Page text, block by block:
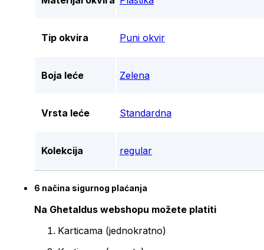
Tip okvira Puni okvir
Boja leće Zelena
Vrsta leće Standardna
Kolekcija regular
6 načina sigurnog plaćanja
Na Ghetaldus webshopu možete platiti
Karticama (jednokratno)